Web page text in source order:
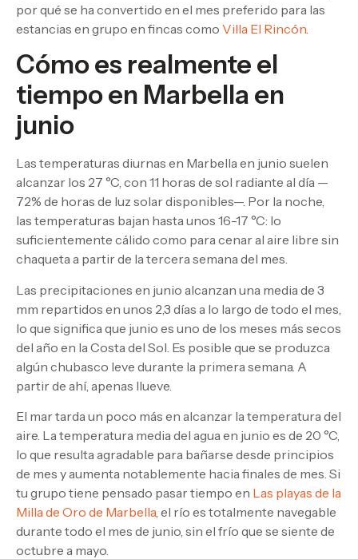
por qué se ha convertido en el mes preferido para las
estancias en grupo en fincas como Villa El Rincón
Cómo es realmente el
tiempo en Marbella en
junio
Las temperaturas diurnas en Marbella en junio suelen
alcanzar los 27 °C, con 11 horas de sol radiante al día —
72% de horas de luz solar disponibles—. Por la noche,
las temperaturas bajan hasta unos 16-17 °C: lo
suficientemente cálido como para cenar al aire libre sin
chaqueta a partir de la tercera semana del mes.
Las precipitaciones en junio alcanzan una media de 3
mm repartidos en unos 2,3 días a lo largo de todo el mes,
lo que significa que junio es uno de los meses más secos
del año en la Costa del Sol. Es posible que se produzca
algún chubasco leve durante la primera semana. A
partir de ahí, apenas llueve.
El mar tarda un poco más en alcanzar la temperatura del
aire. La temperatura media del agua en junio es de 20 °C,
lo que resulta agradable para bañarse desde principios
de mes y aumenta notablemente hacia finales de mes. Si
tu grupo tiene pensado pasar tiempo en Las playas de la
Milla de Oro de Marbella , el río es totalmente navegable
durante todo el mes de junio, sin el frío que se siente de
octubre a mayo.